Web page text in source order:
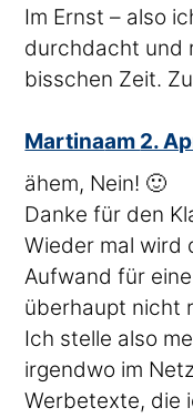
Im Ernst – also
durchdacht und
bisschen Zeit.
Martinasagte
am 2.
ähem, Nein! 🙂
Danke für den
Wieder mal wird
Aufwand für
überhaupt nicht
Ich stelle also
irgendwo im
Werbetexte, die